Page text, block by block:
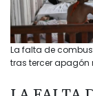
La falta de
tras tercer apagón